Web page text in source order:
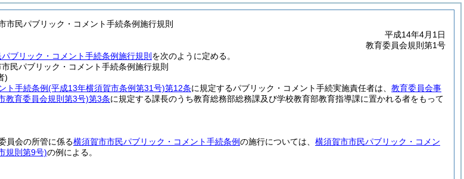
市民パブリック・コメント手続条例施行規則
平成14年4月1日
教育委員会規則第1号
ブリック・コメント手続条例施行規則 を次のように定める。
民パブリック・コメント手続条例施行規則
)
ト手続条例(平成13年横須賀市条例第31号)第12条に規定するパブリック・コメント手続実施責任者は、 教育委員会事
教育委員会規則第3号)第3条に規定する課長のうち教育総務部総務課及び学校教育部教育指導課に置かれる者をもって
員会の所管に係る横須賀市市民パブリック・コメント手続条例の施行については、 横須賀市市民パブリック・コメン
規則第9号)の例による。